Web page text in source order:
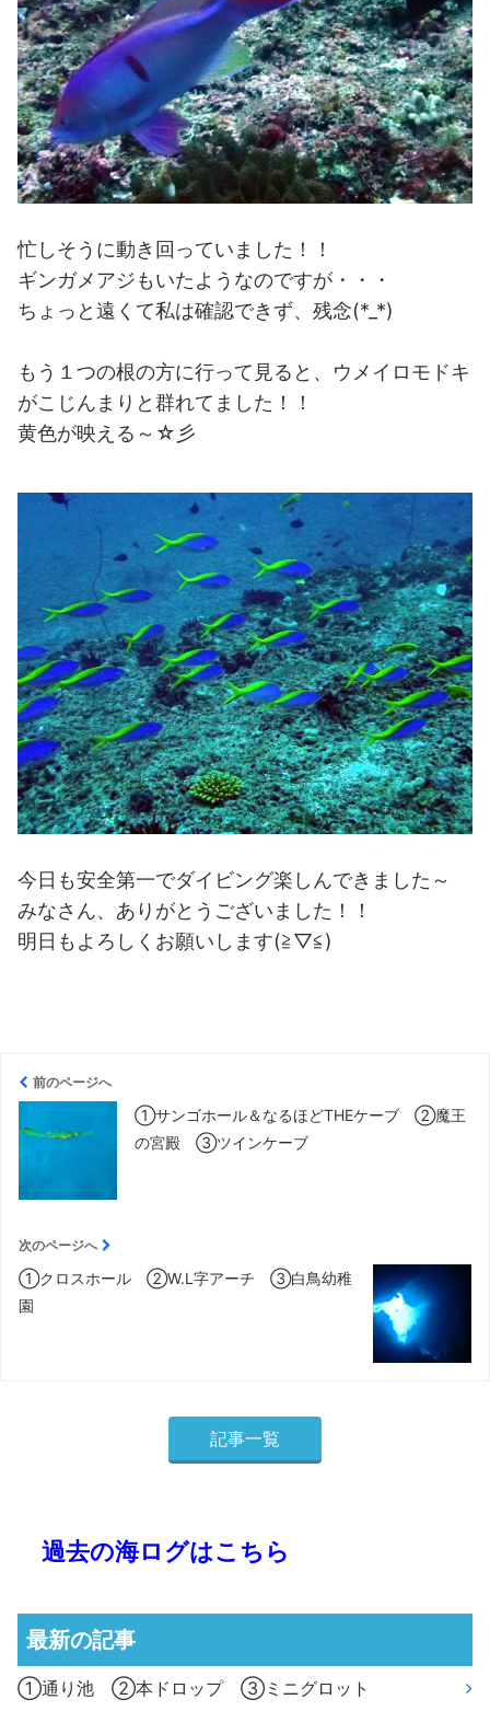
忙しそうに動き回っていました！！
ギンガメアジもいたようなのですが・・・
ちょっと遠くて私は確認できず、残念(*_*)
もう１つの根の方に行って見ると、ウメイロモドキ
がこじんまりと群れてました！！
黄色が映える～☆彡
今日も安全第一でダイビング楽しんできました～
みなさん、ありがとうございました！！
明日もよろしくお願いします(≧▽≦)
前のページへ
①サンゴホール＆なるほどTHEケーブ ②魔王
の宮殿 ③ツインケーブ
次のページへ
①クロスホール ②W.L字アーチ ③白鳥幼稚
園
記事一覧
過去の海ログはこちら
最新の記事
①通り池 ②本ドロップ ③ミニグロット